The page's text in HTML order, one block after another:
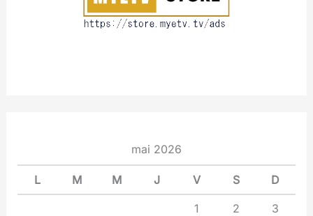
mai 2026
L M M J V S D
1 2
3